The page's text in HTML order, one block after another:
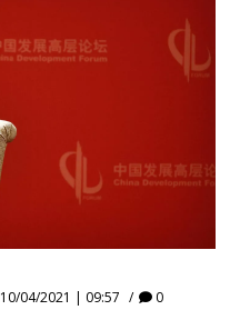
10/04/2021 | 09:57 0